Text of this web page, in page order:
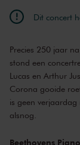
Dit concert
Precies 250 jaar
stond een
Lucas en Arthur
Corona gooide
is geen
alsnog.
Beethovens